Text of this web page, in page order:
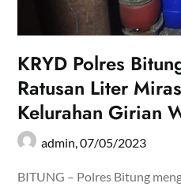
KRYD Polres
Ratusan Liter
Kelurahan Girian
admin,07/05/2023
BITUNG – Polres Bitung